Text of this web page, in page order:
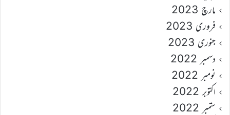
مارچ 2023
فروری 2023
جنوری 2023
دسمبر 2022
نومبر 2022
اکتوبر 2022
ستمبر 2022